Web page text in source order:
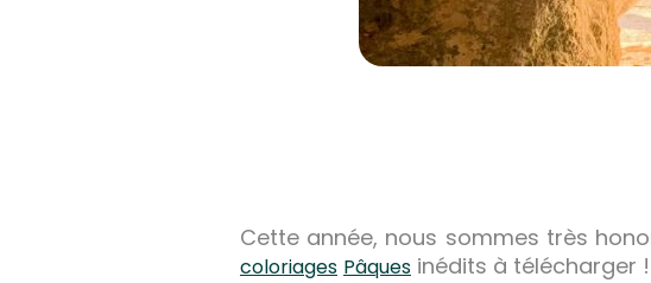
Cette année, nous sommes très
coloriages Pâques inédits à télécharger !